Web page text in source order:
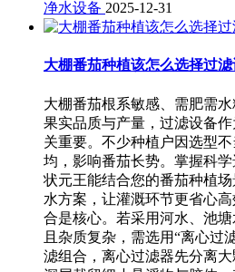
净水设备 2025-12-31
大棚番茄种植该怎么选择过滤
大棚番茄根系敏感、需肥需
果实品质与产量，过滤设备
关重要。不少种植户因选型
均，影响番茄长势。掌握科
状元王能结合您的番茄种植
水方案，让灌溉环节更省心
合是核心。若采用河水、池
且杂质复杂，需选用“离心过
滤组合，离心过滤器先分离